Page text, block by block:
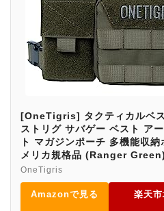
[OneTigris] タクティカルベ
ストリグ サバゲー ベスト ア
ト マガジンポーチ 多機能収
メリカ規格品 (Ranger Green)
OneTigris
Amazonで見る 楽天